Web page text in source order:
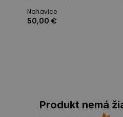
Nohavice
50,00 €
Produkt nemá